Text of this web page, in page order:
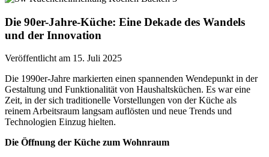
Die 90er-Jahre-Küche: Eine Dekade des Wandels
und der Innovation
Veröffentlicht am 15. Juli 2025
Die 1990er-Jahre markierten einen spannenden Wendepunkt in der
Gestaltung und Funktionalität von Haushaltsküchen. Es war eine
Zeit, in der sich traditionelle Vorstellungen von der Küche als
reinem Arbeitsraum langsam auflösten und neue Trends und
Technologien Einzug hielten.
Die Öffnung der Küche zum Wohnraum